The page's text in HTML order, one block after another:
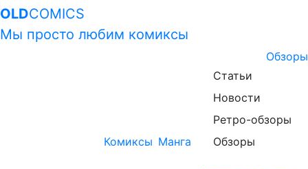
OLDCOMICS
Мы просто любим комиксы
Комиксы Манга
Обзоры
Статьи
Новости
Ретро-обзоры
Обзоры